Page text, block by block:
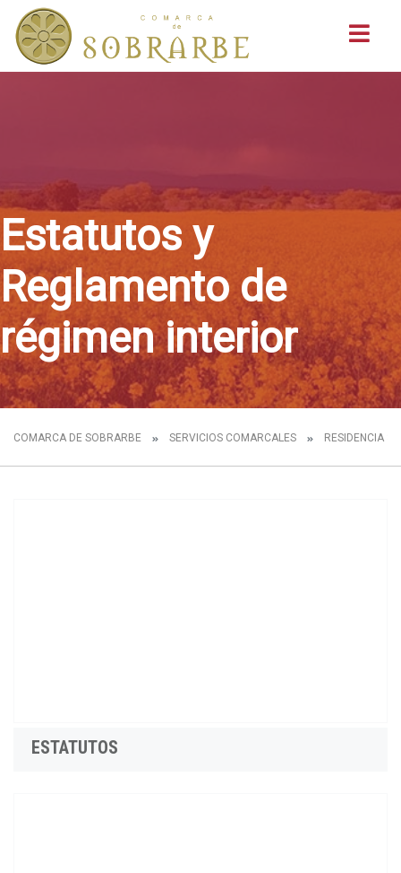
Estatutos y
Reglamento de
régimen interior
COMARCA DE SOBRARBE SERVICIOS COMARCALES RESIDENCIA 3ª
ESTATUTOS